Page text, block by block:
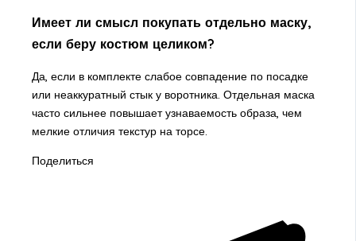
Имеет ли смысл покупать отдельно маску,
если беру костюм целиком?
Да, если в комплекте слабое совпадение по посадке
или неаккуратный стык у воротника. Отдельная маска
часто сильнее повышает узнаваемость образа, чем
мелкие отличия текстур на торсе.
Поделиться